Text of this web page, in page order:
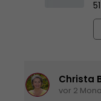
Beckers
2 Monaten